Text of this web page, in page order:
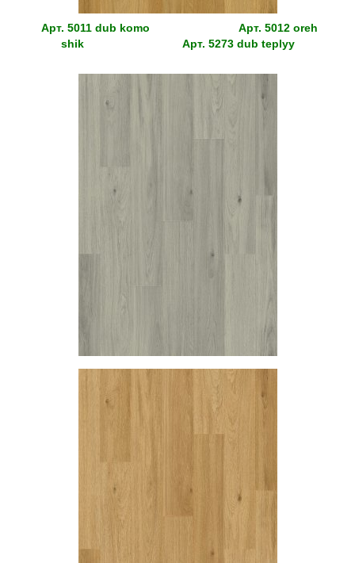
Арт. 5011 dub komo Арт. 5012 oreh
shik Арт. 5273 dub teplyy